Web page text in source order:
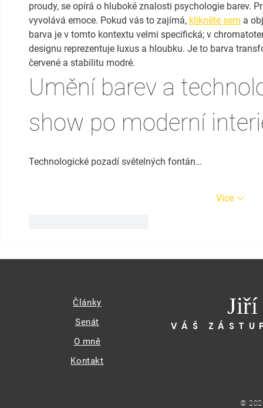
proudy, se opírá o hluboké znalosti psychologie barev.
vyvolává emoce. Pokud vás to zajímá, klikněte sem a
barva je v tomto kontextu velmi specifická; v
designu reprezentuje luxus a hloubku. Je to barva
červené a stabilitu modré.
Umění barev a
show po moderní
Technologické pozadí světelných fontán…
Více
Články
Senát
O mně
Kontakt
Jiří
VÁŠ
©